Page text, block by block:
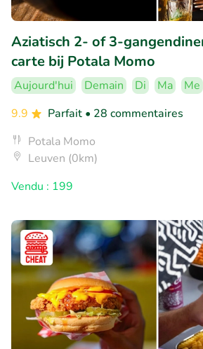
Aziatisch 2- of 3-
carte bij Potala Momo
Aujourd'hui Demain Di Ma Me
9.9
Parfait • 28 commentaires
Potala Momo
Leuven (0km)
Vendu : 199